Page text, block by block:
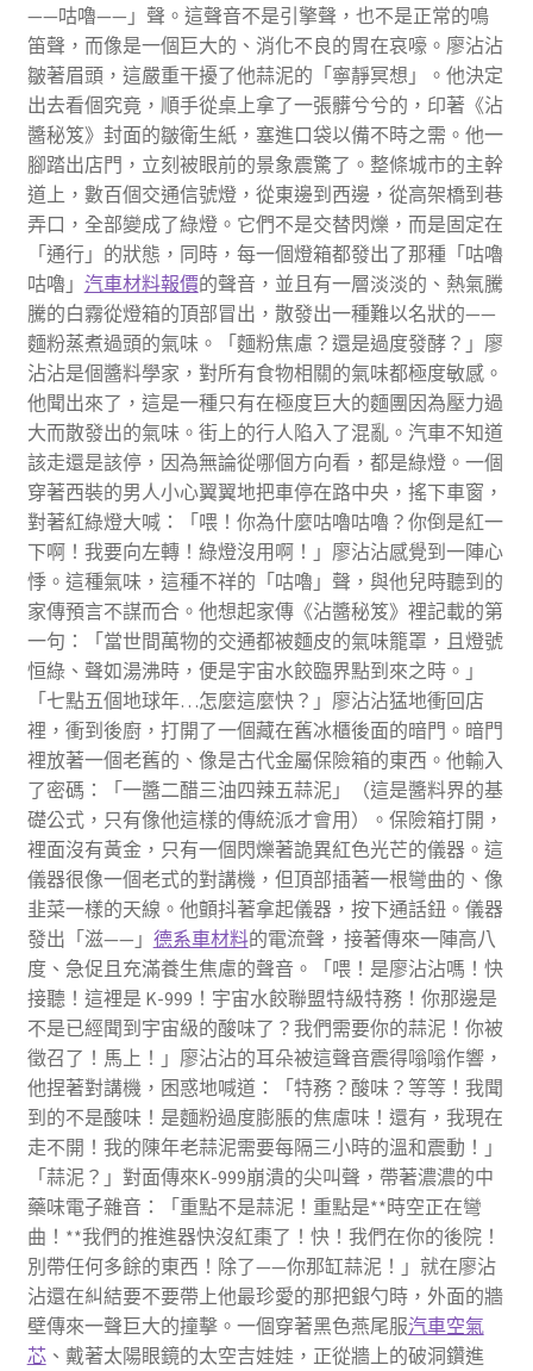
——咕嚕——」聲。這聲音不是引擎聲，也不是正常的鳴
笛聲，而像是一個巨大的、消化不良的胃在哀嚎。廖沾沾
皺著眉頭，這嚴重干擾了他蒜泥的「寧靜冥想」。他決定
出去看個究竟，順手從桌上拿了一張髒兮兮的，印著《沾
醬秘笈》封面的皺衛生紙，塞進口袋以備不時之需。他一
腳踏出店門，立刻被眼前的景象震驚了。整條城市的主幹
道上，數百個交通信號燈，從東邊到西邊，從高架橋到巷
弄口，全部變成了綠燈。它們不是交替閃爍，而是固定在
「通行」的狀態，同時，每一個燈箱都發出了那種「咕嚕
咕嚕」 汽車材料報價的聲音，並且有一層淡淡的、熱氣騰
騰的白霧從燈箱的頂部冒出，散發出一種難以名狀的——
麵粉蒸煮過頭的氣味。「麵粉焦慮？還是過度發酵？」廖
沾沾是個醬料學家，對所有食物相關的氣味都極度敏感。
他聞出來了，這是一種只有在極度巨大的麵團因為壓力過
大而散發出的氣味。街上的行人陷入了混亂。汽車不知道
該走還是該停，因為無論從哪個方向看，都是綠燈。一個
穿著西裝的男人小心翼翼地把車停在路中央，搖下車窗，
對著紅綠燈大喊：「喂！你為什麼咕嚕咕嚕？你倒是紅一
下啊！我要向左轉！綠燈沒用啊！」廖沾沾感覺到一陣心
悸。這種氣味，這種不祥的「咕嚕」聲，與他兒時聽到的
家傳預言不謀而合。他想起家傳《沾醬秘笈》裡記載的第
一句：「當世間萬物的交通都被麵皮的氣味籠罩，且燈號
恒綠、聲如湯沸時，便是宇宙水餃臨界點到來之時。」
「七點五個地球年…怎麼這麼快？」廖沾沾猛地衝回店
裡，衝到後廚，打開了一個藏在舊冰櫃後面的暗門。暗門
裡放著一個老舊的、像是古代金屬保險箱的東西。他輸入
了密碼：「一醬二醋三油四辣五蒜泥」（這是醬料界的基
礎公式，只有像他這樣的傳統派才會用）。保險箱打開，
裡面沒有黃金，只有一個閃爍著詭異紅色光芒的儀器。這
儀器很像一個老式的對講機，但頂部插著一根彎曲的、像
韭菜一樣的天線。他顫抖著拿起儀器，按下通話鈕。儀器
發出「滋——」 德系車材料的電流聲，接著傳來一陣高八
度、急促且充滿養生焦慮的聲音。「喂！是廖沾沾嗎！快
接聽！這裡是 K-999！宇宙水餃聯盟特級特務！你那邊是
不是已經聞到宇宙級的酸味了？我們需要你的蒜泥！你被
徵召了！馬上！」廖沾沾的耳朵被這聲音震得嗡嗡作響，
他捏著對講機，困惑地喊道：「特務？酸味？等等！我聞
到的不是酸味！是麵粉過度膨脹的焦慮味！還有，我現在
走不開！我的陳年老蒜泥需要每隔三小時的溫和震動！」
「蒜泥？」對面傳來K-999崩潰的尖叫聲，帶著濃濃的中
藥味電子雜音：「重點不是蒜泥！重點是**時空正在彎
曲！**我們的推進器快沒紅棗了！快！我們在你的後院！
別帶任何多餘的東西！除了——你那缸蒜泥！」就在廖沾
沾還在糾結要不要帶上他最珍愛的那把銀勺時，外面的牆
壁傳來一聲巨大的撞擊。一個穿著黑色燕尾服汽車空氣
芯、戴著太陽眼鏡的太空吉娃娃，正從牆上的破洞鑽進